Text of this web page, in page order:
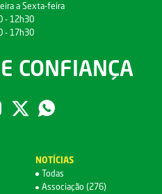
a Sexta-feira
- 12h30
- 17h30
CONFIANÇA
NOTÍCIAS
Todas
Associação (276)